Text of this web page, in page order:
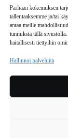
Parhaan kokemuksen
tallentaaksemme ja/tai
antaa meille
tunnuksia tällä
haitallisesti tiettyihin
Hallinnoi palveluita
UUTISKIRJE
MAINOSTAJILLE
JAKELUPAIKAT
TILAUKSEN
TILAUSOHJEET